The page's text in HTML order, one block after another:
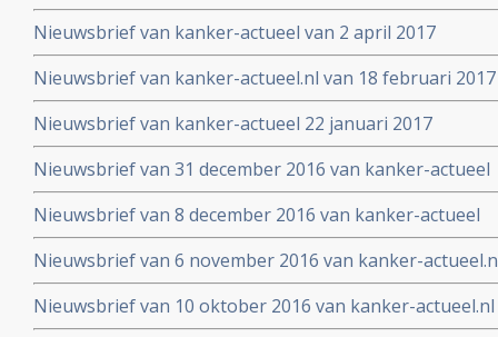
Nieuwsbrief van kanker-actueel van 2 april 2017
Nieuwsbrief van kanker-actueel.nl van 18 februari 2017
Nieuwsbrief van kanker-actueel 22 januari 2017
Nieuwsbrief van 31 december 2016 van kanker-actueel
Nieuwsbrief van 8 december 2016 van kanker-actueel
Nieuwsbrief van 6 november 2016 van kanker-
Nieuwsbrief van 10 oktober 2016 van kanker-actueel.nl